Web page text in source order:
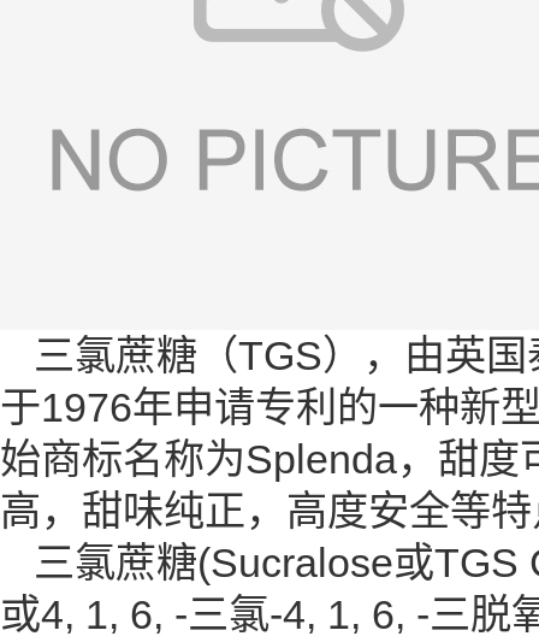
三氯蔗糖（TGS），由英
于1976年申请专利的一种新
始商标名称为Splenda，甜
高，甜味纯正，高度安全等
三氯蔗糖(Sucralose或TGS
或4, 1, 6, -三氯-4, 1, 6, -三